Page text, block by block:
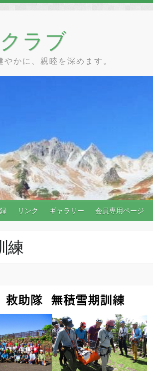
ラブ
かに、親睦を深めます。
リンク ギャラリー 会員専用ページ
練